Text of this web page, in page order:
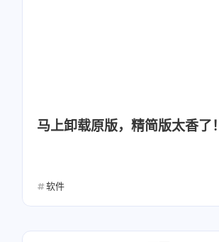
马上卸载原版，精简版太香了！
软件